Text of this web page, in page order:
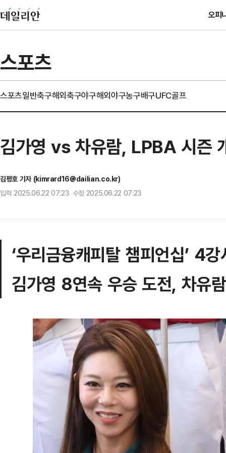
오피
스포츠
스포츠일반축구해외축구야구해외야구농구배구UFC골프
김가영 vs 차유람, LPBA 시즌
김평호 기자 (kimrard16@dailian.co.kr)
입력 2025.06.22 07:23 수정 2025.06.22 07:23
‘우리금융캐피탈 챔피언십’ 4
김가영 8연속 우승 도전, 차유